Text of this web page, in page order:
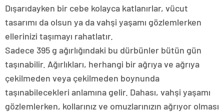
Dışarıdayken bir cebe kolayca katlanırlar, vücut
tasarımı da olsun ya da vahşi yaşamı gözlemlerken
ellerinizi taşımayı rahatlatır.
Sadece 395 g ağırlığındaki bu dürbünler bütün gün
taşınabilir. Ağırlıkları, herhangi bir ağrıya ve ağrıya
çekilmeden veya çekilmeden boynunda
taşınabilecekleri anlamına gelir. Dahası, vahşi yaşamı
gözlemlerken, kollarınız ve omuzlarınızın ağrıyor olması